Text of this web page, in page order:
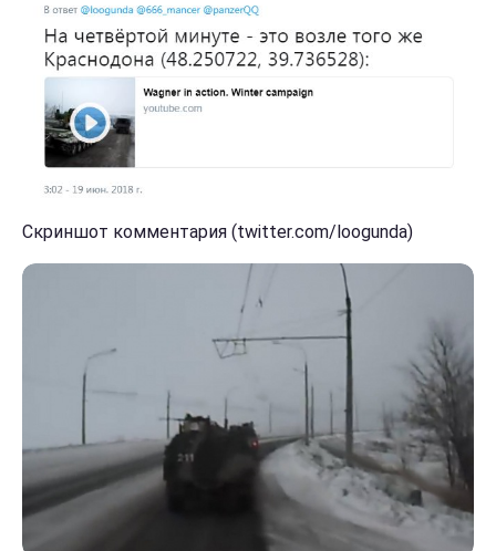
Скриншот комментария (twitter.com/loogunda)